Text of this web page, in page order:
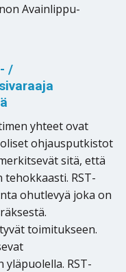
Avainlippu-
/
yhteet ovat
ohjausputkistot
sitä, että
RST-
ohutlevyä joka on
toimitukseen.
RST-